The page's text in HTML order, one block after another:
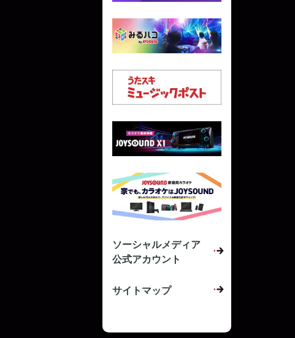
ソーシャルメディア
公式アカウント
サイトマップ